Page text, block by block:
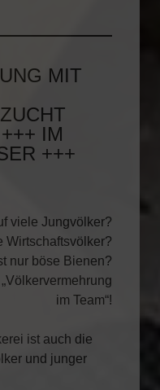
MIT
IM
+++
viele Jungvölker?
Wirtschaftsvölker?
nur böse Bienen?
im Team“!
ist auch die
und junger